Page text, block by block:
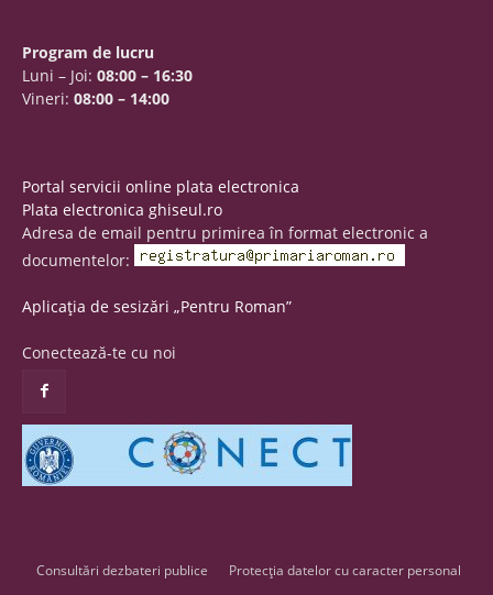
Program de lucru
Luni – Joi: 08:00 – 16:30
Vineri: 08:00 – 14:00
Portal servicii online plata electronica
Plata electronica ghiseul.ro
Adresa de email pentru primirea în format electronic a
documentelor:
Aplicația de sesizări „Pentru Roman”
Conectează-te cu noi
Consultări dezbateri publice Protecția datelor cu caracter personal